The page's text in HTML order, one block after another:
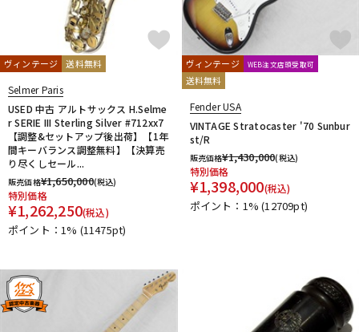
ヴィンテージ 送料無料
Selmer Paris
USED 中古 アルトサックス H.Selme
r SERIE III Sterling Silver #712xx7
【調整&セットアップ後出荷】【1年
間キーバランス調整無料】【決算売
り尽くしセール...
販売価格¥1,650,000(税込)
特別価格
¥1,262,250(税込)
ポイント：1% (11475pt)
ヴィンテージ WEB注文店頭受取可
送料無料
Fender USA
VINTAGE Stratocaster '70 Sunbur
st/R
販売価格¥1,430,000(税込)
特別価格
¥1,398,000(税込)
ポイント：1%(12709pt)